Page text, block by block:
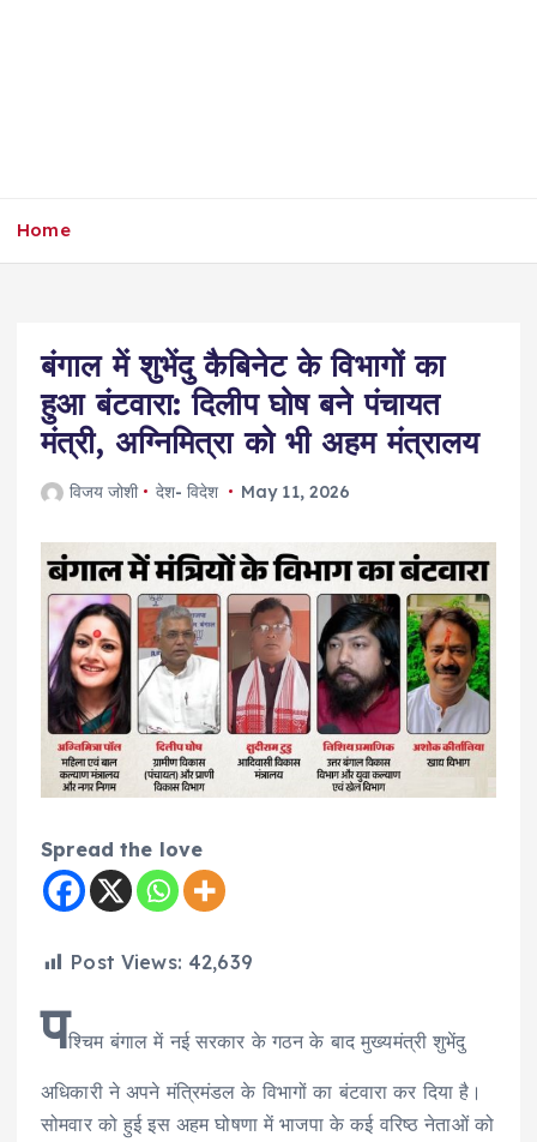
Home
बंगाल में शुभेंदु कैबिनेट के विभागों का
हुआ बंटवारा: दिलीप घोष बने पंचायत
मंत्री, अग्निमित्रा को भी अहम मंत्रालय
विजय जोशी देश- विदेश May 11, 2026
Spread the love
Post Views: 42,639
पश्चिम बंगाल में नई सरकार के गठन के बाद मुख्यमंत्री शुभेंदु
अधिकारी ने अपने मंत्रिमंडल के विभागों का बंटवारा कर दिया है।
सोमवार को हुई इस अहम घोषणा में भाजपा के कई वरिष्ठ नेताओं को